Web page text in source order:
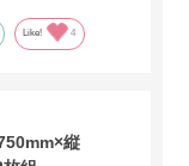
Like! 4
縦